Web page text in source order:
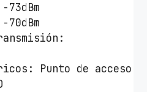
73dBm
70dBm
Punto de acceso